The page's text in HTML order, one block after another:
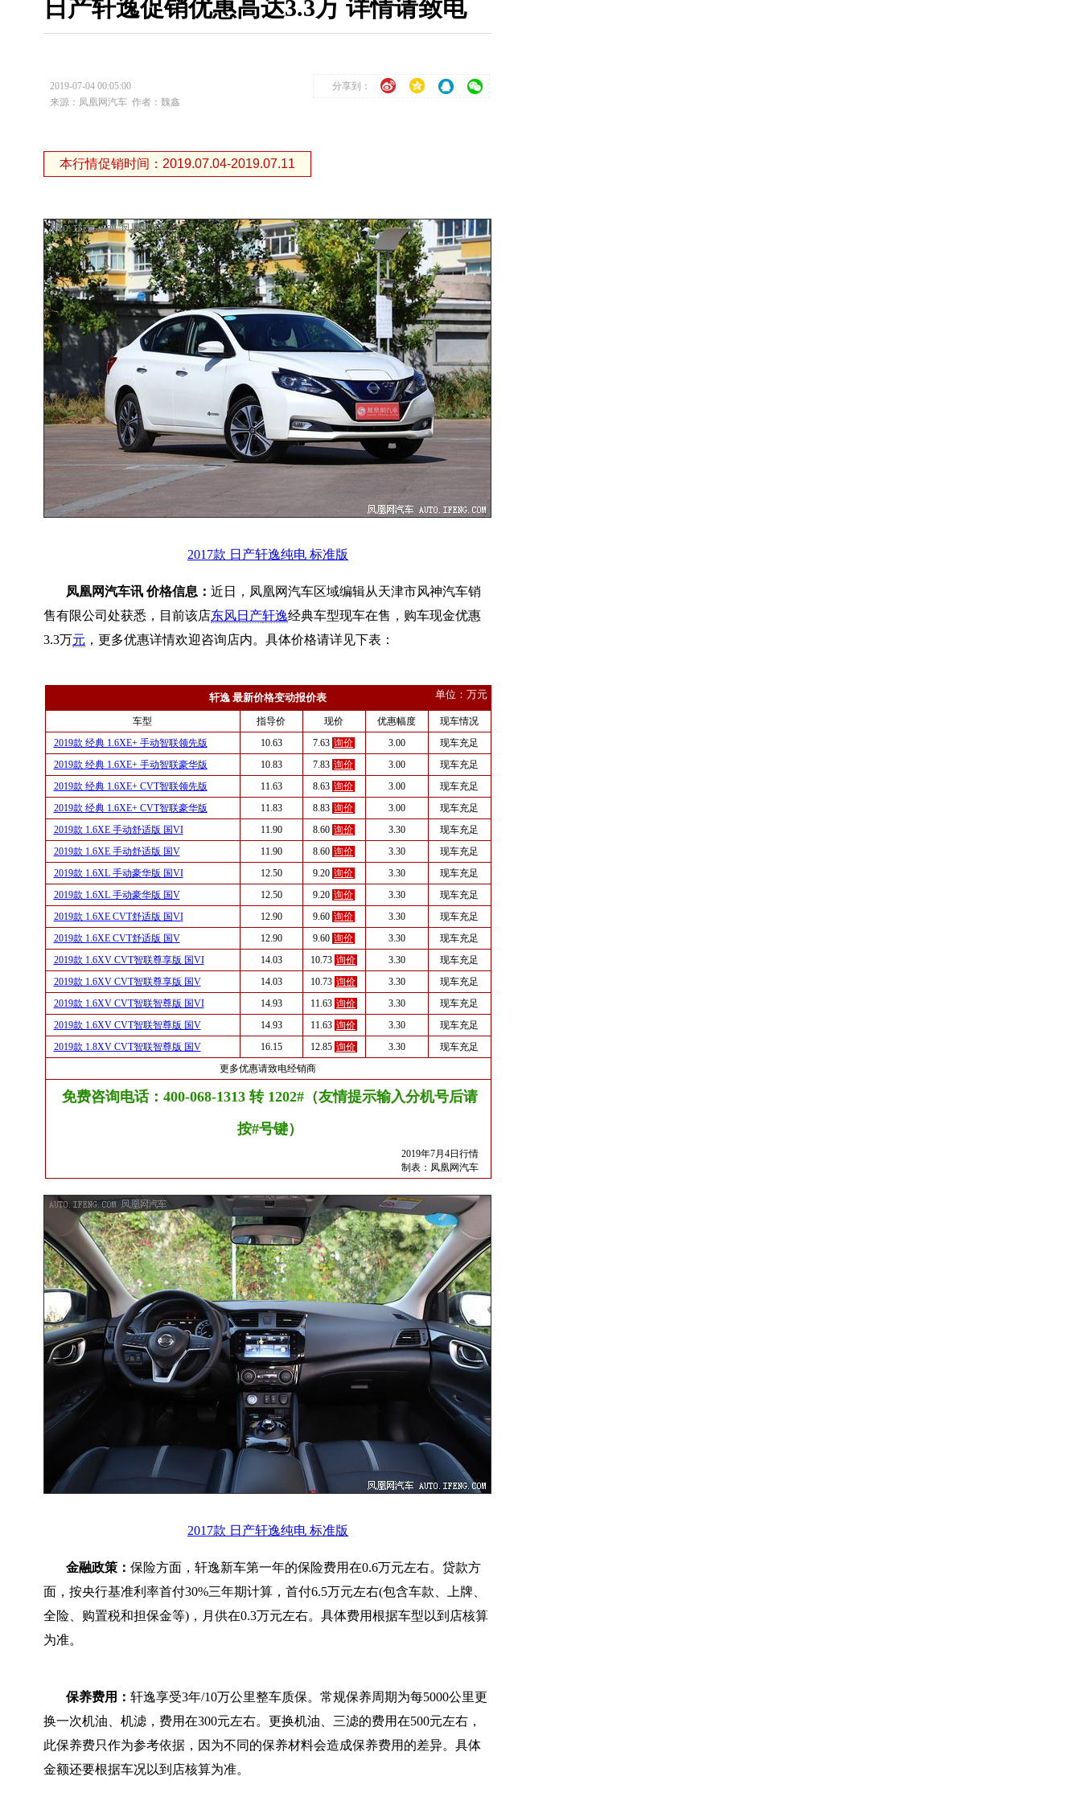
日产轩逸促销优惠高达3.3万 详情请致电
2019-07-04 00:05:00
分享到：
来源：凤凰网汽车 作者：魏鑫
本行情促销时间：2019.07.04-2019.07.11
2017款 日产轩逸纯电 标准版
凤凰网汽车讯 价格信息： 近日，凤凰网汽车区域编辑从天津市风神汽车销
售有限公司处获悉，目前该店东风日产轩逸经典车型现车在售，购车现金优惠
3.3万元 ，更多优惠详情欢迎咨询店内。具体价格请详见下表：
轩逸 最新价格变动报价表 单位：万元
车型 指导价 现价 优惠幅度
现车情况
2019款 经典 1.6XE+ 手动智联领先版
10.63 7.63 询价 3.00
现车充足
2019款 经典 1.6XE+ 手动智联豪华版
10.83 7.83 询价 3.00
现车充足
2019款 经典 1.6XE+ CVT智联领先版
11.63 8.63 询价 3.00
现车充足
2019款 经典 1.6XE+ CVT智联豪华版
11.83 8.83 询价 3.00
现车充足
2019款 1.6XE 手动舒适版 国VI
11.90 8.60 询价 3.30
现车充足
2019款 1.6XE 手动舒适版 国V
11.90 8.60 询价 3.30
现车充足
2019款 1.6XL 手动豪华版 国VI
12.50 9.20 询价 3.30
现车充足
2019款 1.6XL 手动豪华版 国V
12.50 9.20 询价 3.30
现车充足
2019款 1.6XE CVT舒适版 国VI
12.90 9.60 询价 3.30
现车充足
2019款 1.6XE CVT舒适版 国V
12.90 9.60 询价 3.30
现车充足
2019款 1.6XV CVT智联尊享版 国VI
14.03 10.73 询价 3.30
现车充足
2019款 1.6XV CVT智联尊享版 国V
14.03 10.73 询价 3.30
现车充足
2019款 1.6XV CVT智联智尊版 国VI
14.93 11.63 询价 3.30
现车充足
2019款 1.6XV CVT智联智尊版 国V
14.93 11.63 询价 3.30
现车充足
2019款 1.8XV CVT智联智尊版 国V
16.15 12.85 询价 3.30
现车充足
更多优惠请致电经销商
免费咨询电话：400-068-1313 转 1202#（友情提示输入分机号后请
按#号键）
2019年7月4日行情
制表： 凤凰网汽车
2017款 日产轩逸纯电 标准版
金融政策： 保险方面，轩逸新车第一年的保险费用在0.6万元左右。贷款方
面，按央行基准利率首付30%三年期计算，首付6.5万元左右(包含车款、上牌、
全险、购置税和担保金等)，月供在0.3万元左右。具体费用根据车型以到店核算
为准。
保养费用： 轩逸享受3年/10万公里整车质保。常规保养周期为每5000公里更
换一次机油、机滤，费用在300元左右。更换机油、三滤的费用在500元左右，
此保养费只作为参考依据，因为不同的保养材料会造成保养费用的差异。具体
金额还要根据车况以到店核算为准。